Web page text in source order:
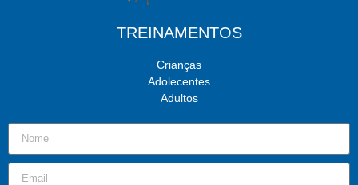
TREINAMENTOS
Crianças
Adolecentes
Adultos